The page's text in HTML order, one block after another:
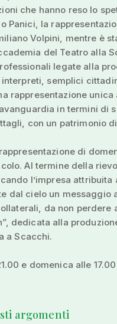
che hanno reso lo
Panici, la
Volpini, mentre è
del Teatro alla
legate alla
semplici
rappresentazione unica
in termini di
con un patrimonio
di
Al termine della
l’impresa attribuita
dal cielo un messaggio
da non perdere
dedicata alla
a Scacchi.
e domenica alle
argomenti